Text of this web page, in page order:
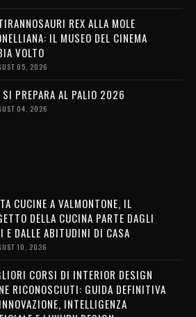
REX ALLA MOLE
IL MUSEO DEL CINEMA
VOLTO
05, 2026
SI PREPARA AL PALIO 2026
04, 2026
CUCINE A VALMONTONE, IL
DELLA CUCINA PARTE DAGLI
E DALLE ABITUDINI DI CASA
10, 2026
CORSI DI INTERIOR DESIGN
RICONOSCIUTI: GUIDA DEFINITIVA
INTELLIGENZA